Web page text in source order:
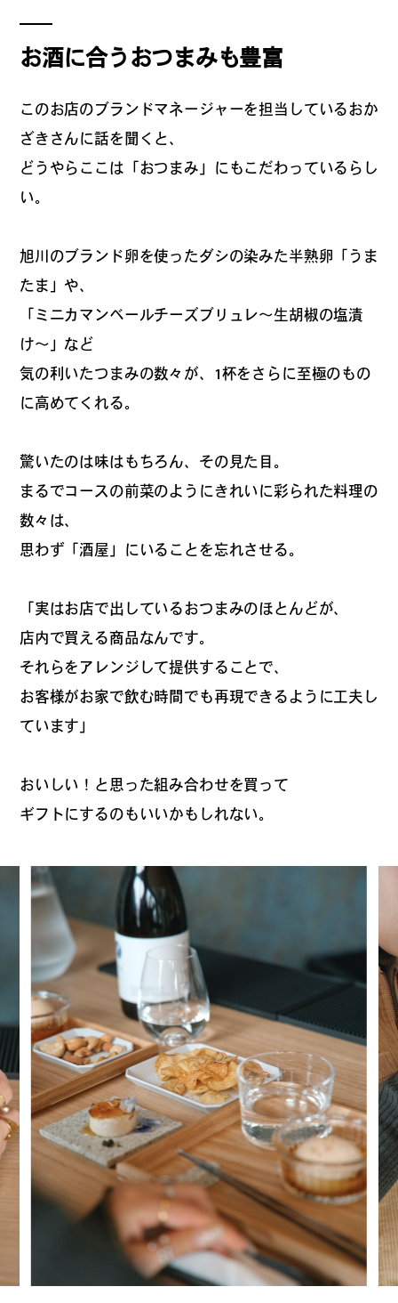
JOIN US !
カルチャーマガジン「LAND」編集部と一緒に、いつも
のマチの、一歩先を一緒に探してくれる仲間「サポー
ター」を募集中！公式LINEで編集部と直接チャットで
お酒に合うおつまみも豊富
このお店のブランドマネージャーを担当しているおか
ざきさんに話を聞くと、
どうやらここは「おつまみ」にもこだわっているらし
い。
旭川のブランド卵を使ったダシの染みた半熟卵「うま
たま」や、
「ミニカマンベールチーズブリュレ〜生胡椒の塩漬
け〜」など
気の利いたつまみの数々が、1杯をさらに至極のもの
に高めてくれる。
驚いたのは味はもちろん、その見た目。
まるでコースの前菜のようにきれいに彩られた料理の
数々は、
思わず「酒屋」にいることを忘れさせる。
「実はお店で出しているおつまみのほとんどが、
店内で買える商品なんです。
それらをアレンジして提供することで、
お客様がお家で飲む時間でも再現できるように工夫し
ています」
おいしい！と思った組み合わせを買って
ギフトにするのもいいかもしれない。